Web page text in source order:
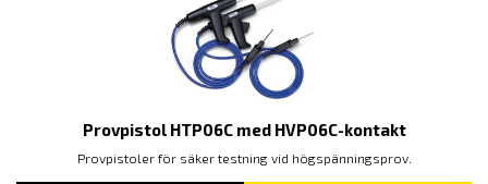
Provpistol HTP06C med HVP06C-kontakt
Provpistoler för säker testning vid högspänningsprov.